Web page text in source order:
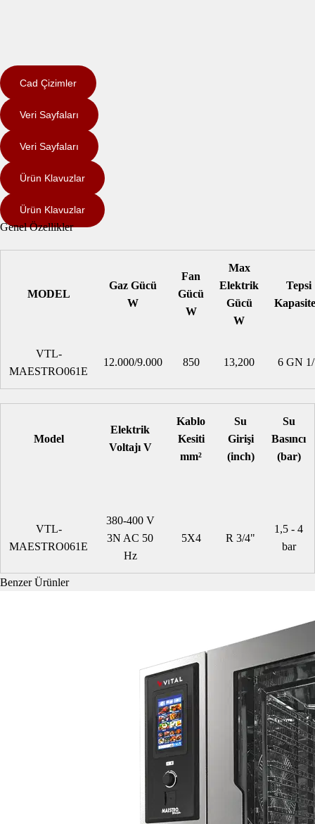
Cad Çizimler
Veri Sayfaları
Veri Sayfaları
Ürün Klavuzlar
Ürün Klavuzlar
Genel Özellikler
MODEL
Gaz Gücü
W
Fan
Gücü
W
Max
Elektrik
Gücü
W
Tepsi
VTL-
MAESTRO061E
12.000/9.000 850 13,200 6 GN
Model
Elektrik
Voltajı V
Kablo
Kesiti
mm²
Su
Girişi
(inch)
Su
Basıncı
(bar)
VTL-
MAESTRO061E
380-400 V
3N AC 50
Hz
5X4 R 3/4"
1,5 - 4
bar
Benzer Ürünler